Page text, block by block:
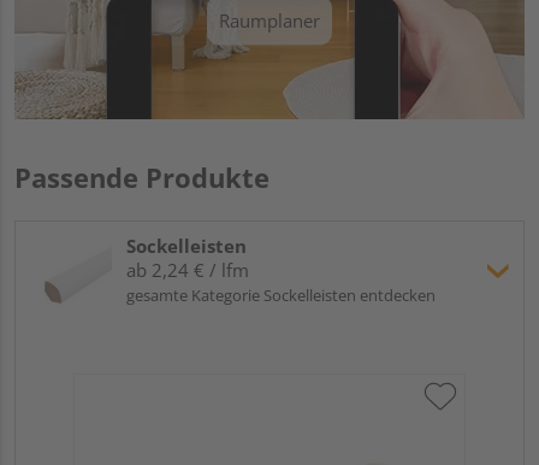
Raumplaner
Passende Produkte
Sockelleisten
ab 2,24 € / lfm
gesamte Kategorie Sockelleisten entdecken